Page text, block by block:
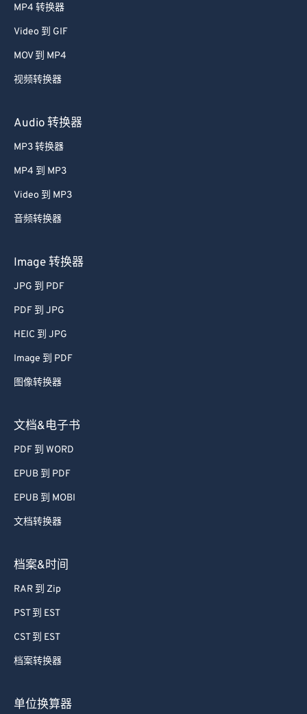
MP4 转换器
Video 到 GIF
MOV 到 MP4
视频转换器
Audio 转换器
MP3 转换器
MP4 到 MP3
Video 到 MP3
音频转换器
Image 转换器
JPG 到 PDF
PDF 到 JPG
HEIC 到 JPG
Image 到 PDF
图像转换器
文档&电子书
PDF 到 WORD
EPUB 到 PDF
EPUB 到 MOBI
文档转换器
档案&时间
RAR 到 Zip
PST 到 EST
CST 到 EST
档案转换器
单位换算器